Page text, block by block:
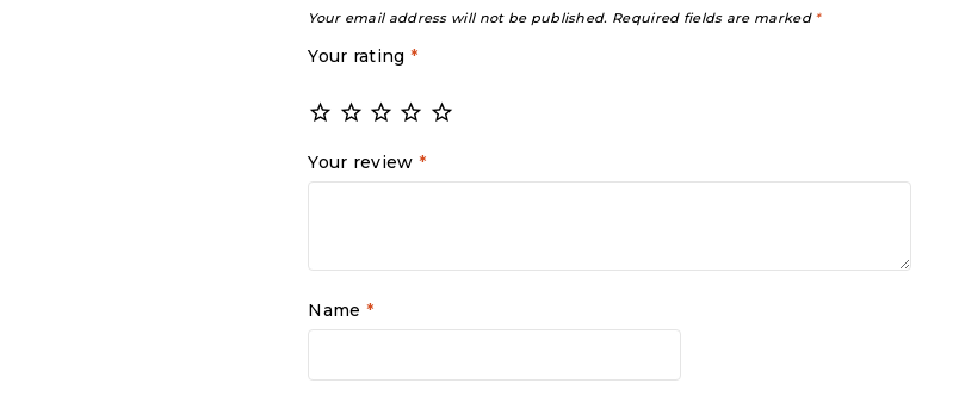
Your email address will not be published. Required fields are marked *
Your rating *
Your review *
Name *